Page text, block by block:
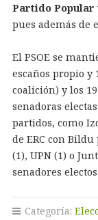
Partido Popular
pues además de
El PSOE se
escaños propio
coalición) y los
senadoras
partidos, como
de ERC con Bildu
(1), UPN (1) o
senadores
Categoría: